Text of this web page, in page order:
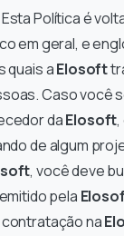
Política é
em geral, e
quais aElosoft
Caso você
daElosoft,
de algum
, você deve
pela
na